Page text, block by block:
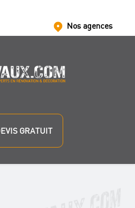
Nos agences
Nous rejoindre
Nos partenaires
GRATUIT